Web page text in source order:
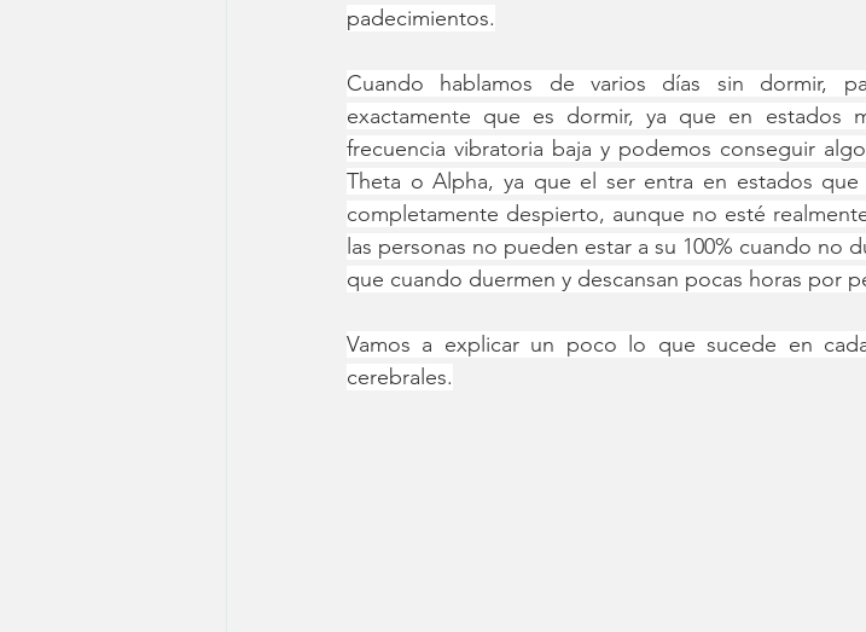
padecimientos.
Cuando hablamos de varios días sin dormir,
exactamente que es dormir, ya que en estados
frecuencia vibratoria baja y podemos conseguir
Theta o Alpha, ya que el ser entra en estados
completamente despierto, aunque no esté
las personas no pueden estar a su 100% cuando no
que cuando duermen y descansan pocas horas por
Vamos a explicar un poco lo que sucede en
cerebrales.